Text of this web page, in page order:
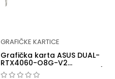
GRAFIČKE KARTICE
Grafička karta ASUS DUAL-
RTX4060-O8G-V2
NVD8GBGDDR6128bitcrna' ( '...